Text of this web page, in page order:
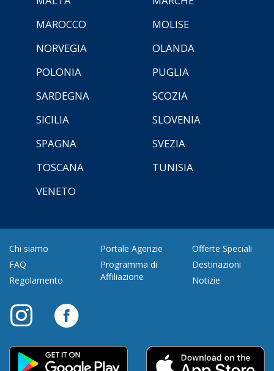
MAROCCO
MOLISE
NORVEGIA
OLANDA
POLONIA
PUGLIA
SARDEGNA
SCOZIA
SICILIA
SLOVENIA
SPAGNA
SVEZIA
TOSCANA
TUNISIA
VENETO
Chi siamo
FAQ
Regolamento
Portale Agenzie
Programma di
Affiliazione
Offerte Speciali
Destinazioni
Notizie